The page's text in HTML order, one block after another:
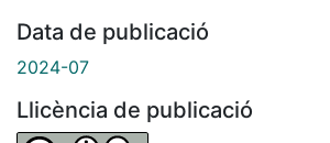
Data de publicació
2024-07
Llicència de publicació